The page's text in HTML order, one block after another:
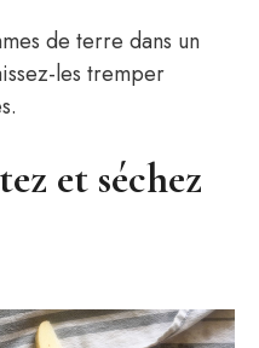
de terre dans un
les tremper
et séchez